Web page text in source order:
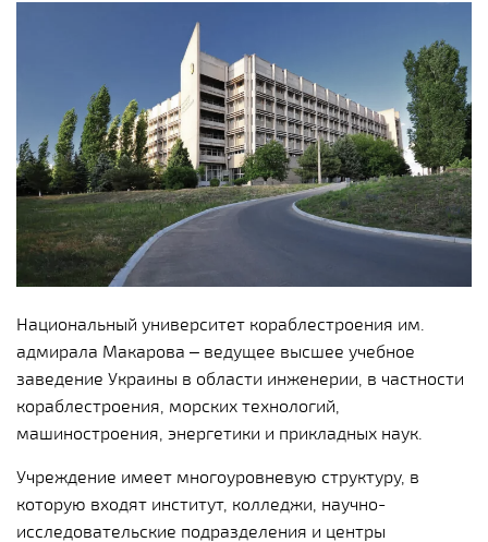
Национальный университет кораблестроения им.
адмирала Макарова – ведущее высшее учебное
заведение Украины в области инженерии, в частности
кораблестроения, морских технологий,
машиностроения, энергетики и прикладных наук.
Учреждение имеет многоуровневую структуру, в
которую входят институт, колледжи, научно-
исследовательские подразделения и центры